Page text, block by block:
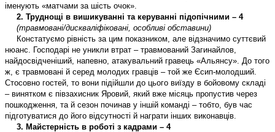
іменують «матчами за шість очок».
2. Труднощі в вишикуванні та керуванні підопічними – 4
(травмовані/дискваліфіковані, особливі обставини)
Констатуємо рівність за цим показником, але відзначимо суттєвий
нюанс. Господарі не уникли втрат – травмований Загинайлов,
найдосвідченіший, напевно, атакувальний гравець «Альянсу». До того
ж, є травмовані й серед молодих гравців – той же Єсип-молодший.
Стосовно гостей, то вони підійшли до цього виїзду в бойовому складі
– винятком є півзахисник Яровий, який вже місяць пропустив через
пошкодження, та й сезон починав у іншій команді – тобто, був час
підготуватися до його відсутності й награти інших виконавців.
3. Майстерність в роботі з кадрами – 4